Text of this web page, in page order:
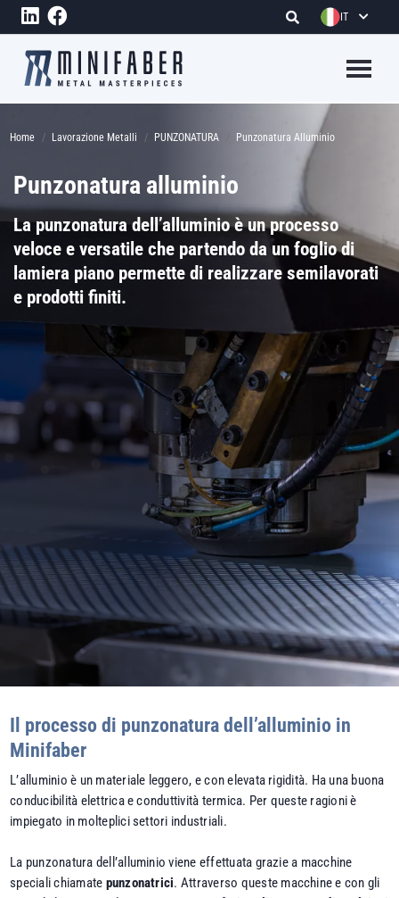
Salta al contenuto principale IT
Home Lavorazione Metalli PUNZONATURA Punzonatura Alluminio
Punzonatura alluminio
La punzonatura dell’alluminio è un processo
veloce e versatile che partendo da un foglio di
lamiera piano permette di realizzare semilavorati
e prodotti finiti.
Il processo di punzonatura dell’alluminio in
Minifaber
L’alluminio è un materiale leggero, e con elevata rigidità. Ha una buona
conducibilità elettrica e conduttività termica. Per queste ragioni è
impiegato in molteplici settori industriali.
La punzonatura dell’alluminio viene effettuata grazie a macchine
speciali chiamate punzonatrici. Attraverso queste macchine e con gli